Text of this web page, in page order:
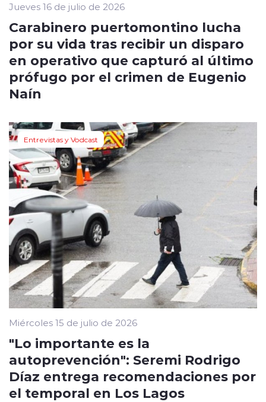
Jueves 16 de julio de 2026
Carabinero puertomontino lucha
por su vida tras recibir un disparo
en operativo que capturó al último
prófugo por el crimen de Eugenio
Naín
Entrevistas y Vodcast
Miércoles 15 de julio de 2026
"Lo importante es la
autoprevención": Seremi Rodrigo
Díaz entrega recomendaciones por
el temporal en Los Lagos